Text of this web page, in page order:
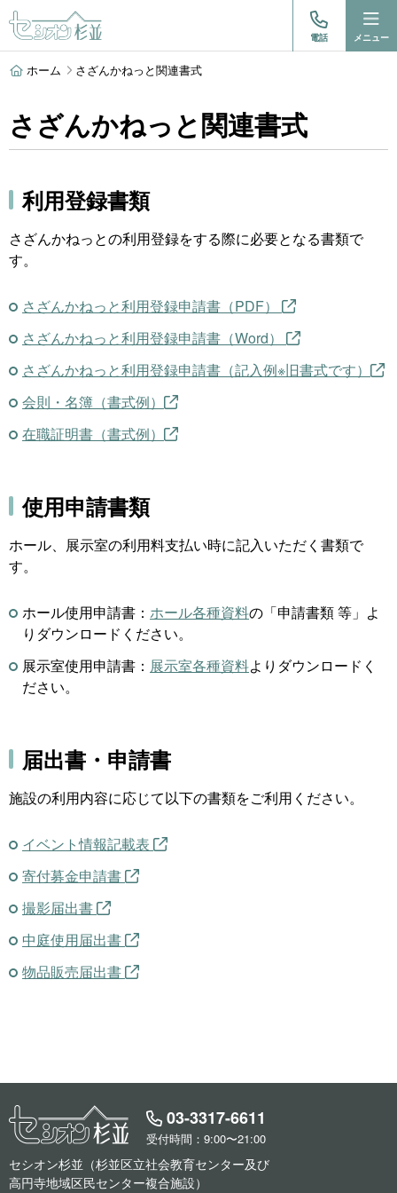
電話 メニュー
ホーム さざんかねっと関連書式
さざんかねっと関連書式
利用登録書類
さざんかねっとの利用登録をする際に必要となる書類で
す。
さざんかねっと利用登録申請書（PDF）
さざんかねっと利用登録申請書（Word）
さざんかねっと利用登録申請書（記入例※旧書式です）
会則・名簿（書式例）
在職証明書（書式例）
使用申請書類
ホール、展示室の利用料支払い時に記入いただく書類で
す。
ホール使用申請書： ホール各種資料の「申請書類 等」よ
りダウンロードください。
展示室使用申請書： 展示室各種資料よりダウンロードく
ださい。
届出書・申請書
施設の利用内容に応じて以下の書類をご利用ください。
イベント情報記載表
寄付募金申請書
撮影届出書
中庭使用届出書
物品販売届出書
03-3317-6611
受付時間：9:00〜21:00
セシオン杉並（杉並区立社会教育センター及び
高円寺地域区民センター複合施設）